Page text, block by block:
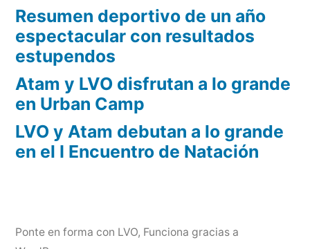
Resumen deportivo de un año
espectacular con resultados
estupendos
Atam y LVO disfrutan a lo grande
en Urban Camp
LVO y Atam debutan a lo grande
en el I Encuentro de Natación
Ponte en forma con LVO, Funciona gracias a